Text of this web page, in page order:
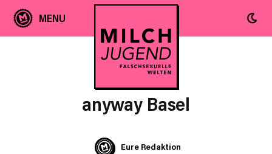
anyway Basel
Eure Redaktion